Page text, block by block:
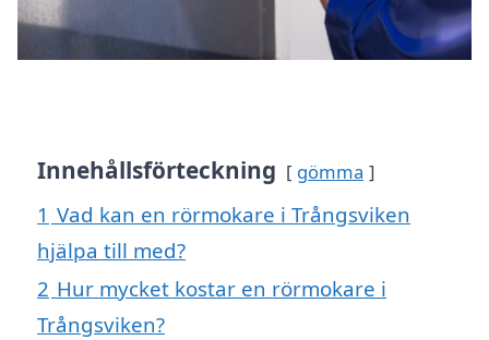
Innehållsförteckning gömma
1 Vad kan en rörmokare i Trångsviken
hjälpa till med?
2 Hur mycket kostar en rörmokare i
Trångsviken?